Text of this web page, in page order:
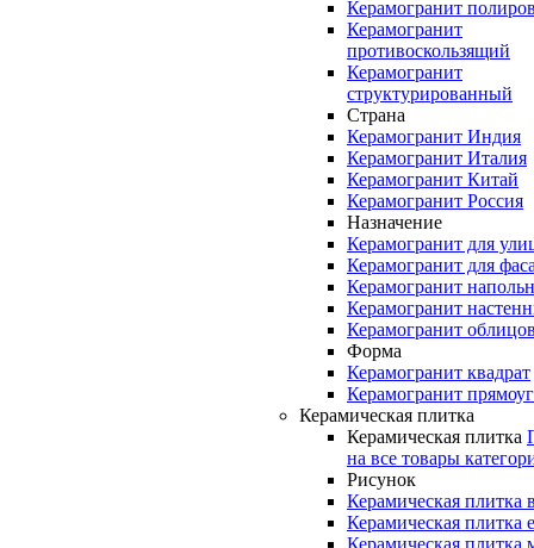
Керамогранит
Керамогранит
противоскользящий
Керамогранит
структурированный
Страна
Керамогранит Индия
Керамогранит Италия
Керамогранит Китай
Керамогранит Россия
Назначение
Керамогранит для
Керамогранит для
Керамогранит
Керамогранит
Керамогранит
Форма
Керамогранит квадрат
Керамогранит
Керамическая плитка
Керамическая плитка
на все товары
Рисунок
Керамическая плитка
Керамическая плитка
Керамическая плитка